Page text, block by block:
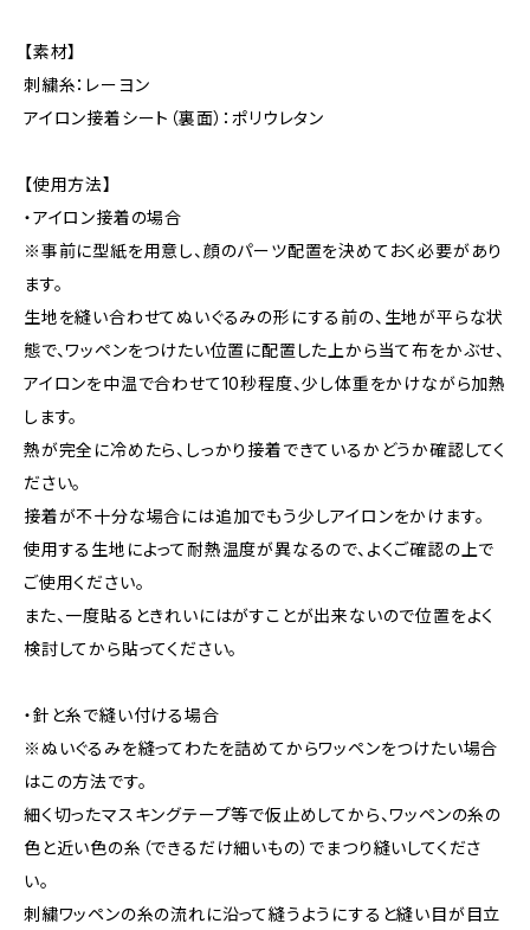
【素材】
刺繍糸：レーヨン
アイロン接着シート（裏面）：ポリウレタン
【使用方法】
・アイロン接着の場合
※事前に型紙を用意し、顔のパーツ配置を決めておく必要があり
ます。
生地を縫い合わせてぬいぐるみの形にする前の、生地が平らな状
態で、ワッペンをつけたい位置に配置した上から当て布をかぶせ、
アイロンを中温で合わせて10秒程度、少し体重をかけながら加熱
します。
熱が完全に冷めたら、しっかり接着できているかどうか確認してく
ださい。
接着が不十分な場合には追加でもう少しアイロンをかけます。
使用する生地によって耐熱温度が異なるので、よくご確認の上で
ご使用ください。
また、一度貼るときれいにはがすことが出来ないので位置をよく
検討してから貼ってください。
・針と糸で縫い付ける場合
※ぬいぐるみを縫ってわたを詰めてからワッペンをつけたい場合
はこの方法です。
細く切ったマスキングテープ等で仮止めしてから、ワッペンの糸の
色と近い色の糸（できるだけ細いもの）でまつり縫いしてくださ
い。
刺繍ワッペンの糸の流れに沿って縫うようにすると縫い目が目立